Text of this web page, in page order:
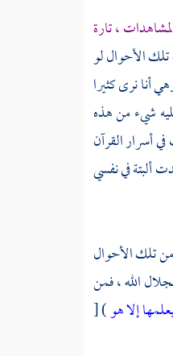
، تارة
الأحوال لو
أنا نرى كثيرا
شيء من هذه
أسرار القرآن
في نفسي
تلك الأحوال
الله ، فمن
إلا هو) [